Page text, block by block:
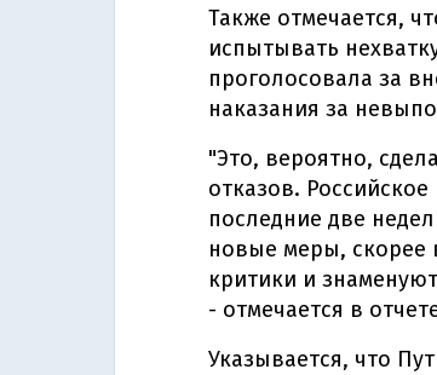
Также отмечается,
испытывать
проголосовала за
наказания за
"Это, вероятно,
отказов.
последние две
новые меры, скорее
критики и
- отмечается в
Указывается, что